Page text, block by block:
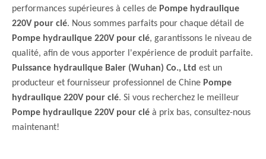
performances supérieures à celles de Pompe hydraulique
220V pour clé. Nous sommes parfaits pour chaque détail de
Pompe hydraulique 220V pour clé, garantissons le niveau de
qualité, afin de vous apporter l'expérience de produit parfaite.
Puissance hydraulique Baier (Wuhan) Co., Ltd est un
producteur et fournisseur professionnel de Chine Pompe
hydraulique 220V pour clé. Si vous recherchez le meilleur
Pompe hydraulique 220V pour clé à prix bas, consultez-nous
maintenant!